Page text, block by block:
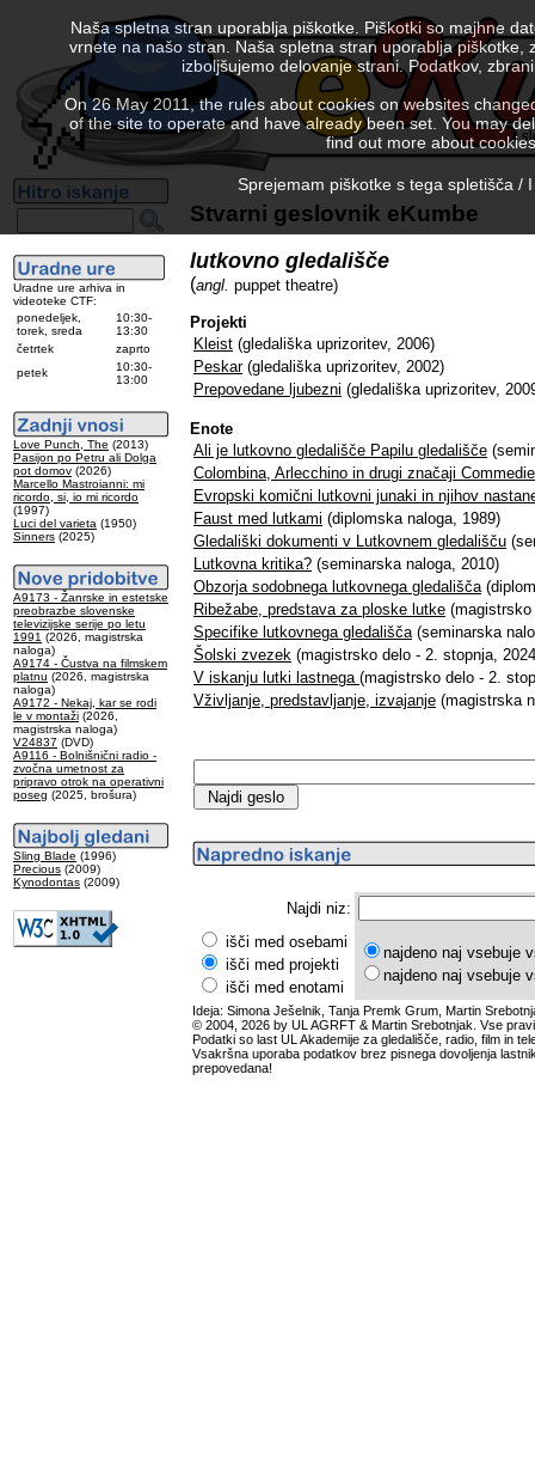
Uradne ure arhiva in
videoteke CTF:
ponedeljek,
torek, sreda
10:30-
13:30
četrtek
zaprto
petek
10:30-
13:00
Love Punch, The (2013)
Pasijon po Petru ali Dolga
pot domov (2026)
Marcello Mastroianni: mi
ricordo, si, io mi ricordo
(1997)
Luci del varieta (1950)
Sinners (2025)
A9173 - Žanrske in estetske
preobrazbe slovenske
televizijske serije po letu
1991 (2026, magistrska
naloga)
A9174 - Čustva na filmskem
platnu (2026, magistrska
naloga)
A9172 - Nekaj, kar se rodi
le v montaži (2026,
magistrska naloga)
V24837 (DVD)
A9116 - Bolnišnični radio -
zvočna umetnost za
pripravo otrok na operativni
poseg (2025, brošura)
Sling Blade (1996)
Precious (2009)
Kynodontas (2009)
Stvarni geslovnik eKumbe
lutkovno gledališče
(angl. puppet theatre)
Projekti
Kleist (gledališka uprizoritev, 2006)
Peskar(gledališka uprizoritev, 2002)
Prepovedane ljubezni (gledališka uprizoritev,
Enote
Ali je lutkovno gledališče Papilu gledališče
Colombina, Arlecchino in drugi značaji
Evropski komični lutkovni junaki in njihov
Faust med lutkami (diplomska naloga, 1989)
Gledališki dokumenti v Lutkovnem gledališču
Lutkovna kritika? (seminarska naloga, 2010)
Obzorja sodobnega lutkovnega gledališča
Ribežabe, predstava za ploske lutke
Specifike lutkovnega gledališča(seminarska
Šolski zvezek (magistrsko delo - 2. stopnja,
V iskanju lutki lastnega (magistrsko delo - 2.
Vživljanje, predstavljanje, izvajanje (magistrska
Najdi niz:
išči med osebami
išči med projekti
išči med enotami
najdeno naj vsebuje
najdeno naj vsebuje
Ideja: Simona Ješelnik, Tanja Premk Grum, Martin
© 2004, 2026 by UL AGRFT & Martin Srebotnjak. Vse
Podatki so last UL Akademije za gledališče, radio, film in
Vsakršna uporaba podatkov brez pisnega dovoljenja
prepovedana!
Naša spletna stran uporablja piškotke. Piškotki so majhne
vrnete na našo stran. Naša spletna stran uporablja
izboljšujemo delovanje strani. Podatkov,
On 26 May 2011, the rules about cookies on websites
of the site to operate and have already been set. You may
find out more about
Sprejemam piškotke s tega spletišča /